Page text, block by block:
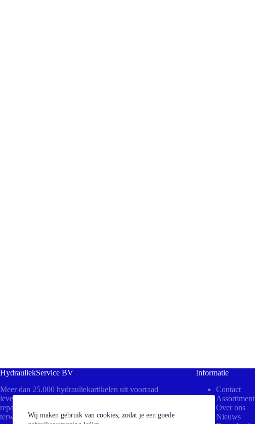
Wij maken gebruik van cookies, zodat je een goede
HydrauliekService BV
Meer dan 25.000 hydrauliekartikelen uit voorraad
leverbaar! Bezoek ons in Beesd voor direct advies,
reparaties aan uw cilinders of het persen van slangen
terwijl u wacht.
Informatie
Contact
Assortiment
Over ons
Nieuws